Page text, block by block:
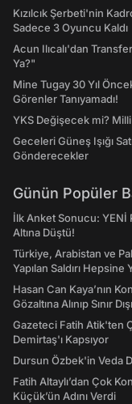
Kızılcık Şerbeti'nin
Sadece 3 Oyuncu Kaldı
Acun Ilıcalı'dan
Ya?"
Mine Tugay 30 Yıl
Görenler Tanıyamadı!
YKS Değişecek mi? Milli
Geceleri Güneş Işığı
Gönderecekler
Günün Popüler
İlk Anket Sonucu: YENİ
Altına Düştü!
Türkiye, Arabistan ve
Yapılan Saldırı Hepsine
Hasan Can Kaya’nın
Gözaltına Alınıp Sınır
Gazeteci Fatih Atik'ten
Demirtaş'ı Kapsıyor
Dursun Özbek'in Veda
Fatih Altaylı’dan Çok
Küçük’ün Adını Verdi